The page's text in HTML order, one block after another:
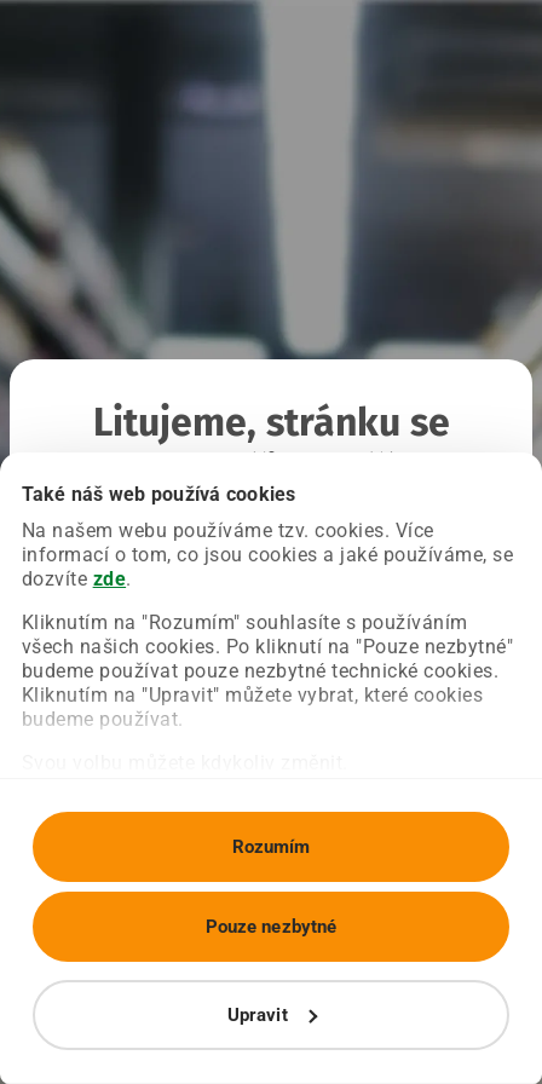
Také náš web používá cookies
Na našem webu používáme tzv. cookies. Více
informací o tom, co jsou cookies a jaké používáme, se
dozvíte zde.
Kliknutím na "Rozumím" souhlasíte s používáním
všech našich cookies. Po kliknutí na "Pouze nezbytné"
budeme používat pouze nezbytné technické cookies.
Kliknutím na "Upravit" můžete vybrat, které cookies
budeme používat.
Rozumím
Upravit
Pouze nezbytné
Litujeme, stránku se
Chyba nastala na naší straně a už ji opravujeme.
Zkuste prosím znovu načíst požadovanou stránku.
Obnovit stránku Úvodní strana